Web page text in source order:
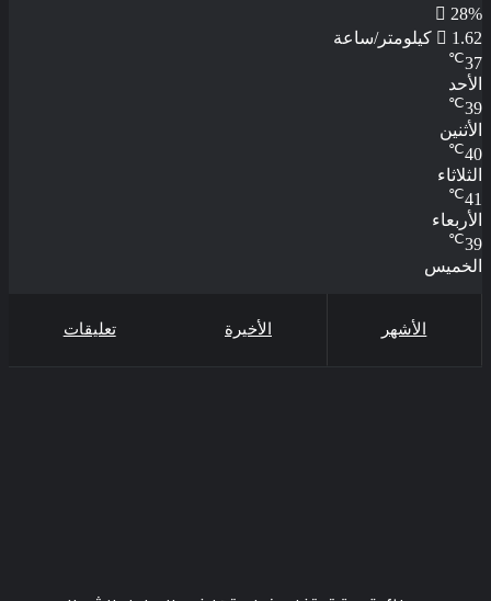
28%
1.62 كيلومتر/ساعة
37
℃
الأحد
39
℃
الأثنين
40
℃
الثلاثاء
41
℃
الأربعاء
39
℃
الخميس
الأشهر الأخيرة تعليقات